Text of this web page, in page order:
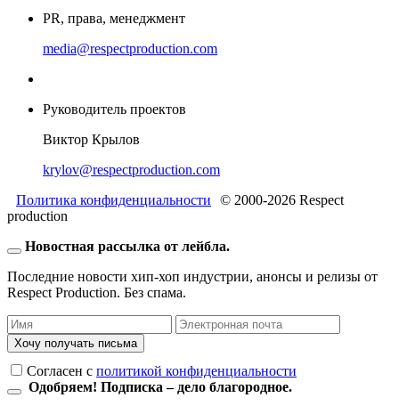
PR, права, менеджмент
media@respectproduction.com
Руководитель проектов
Виктор Крылов
krylov@respectproduction.com
Политика конфиденциальности
© 2000-2026 Respect
production
Новостная рассылка от лейбла.
Последние новости хип-хоп индустрии, анонсы и релизы от
Respect Production. Без спама.
Хочу получать письма
Согласен c политикой конфиденциальности
Одобряем! Подписка – дело благородное.